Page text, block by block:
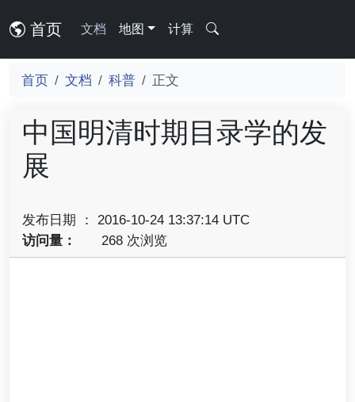
首页 文档 地图 计算
首页 文档 科普 正文
中国明清时期目录学的发
展
发布日期 ： 2016-10-24 13:37:14 UTC
访问量：
268 次浏览